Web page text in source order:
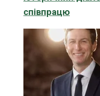
співпрацю